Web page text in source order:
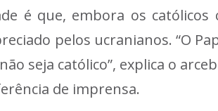
é que, embora os
pelos ucranianos. “O
seja católico”, explica o
de imprensa.